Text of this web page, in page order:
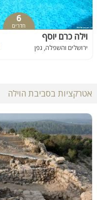
6
חדרים
וילה כרם יוסף
ירושלים והשפלה, גפן
אטרקציות בסביבת הוילה